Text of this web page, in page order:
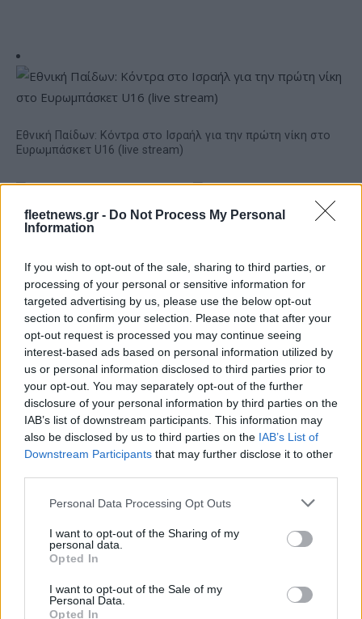
fleetnews.gr - Do Not Process My Personal
Information
If you wish to opt-out of the sale, sharing to third parties, or
processing of your personal or sensitive information for
targeted advertising by us, please use the below opt-out
section to confirm your selection. Please note that after your
opt-out request is processed you may continue seeing
interest-based ads based on personal information utilized by
us or personal information disclosed to third parties prior to
your opt-out. You may separately opt-out of the further
disclosure of your personal information by third parties on the
IAB’s list of downstream participants. This information may
also be disclosed by us to third parties on the IAB’s List of
Downstream Participants that may further disclose it to other
Please note that this website/app uses one or more Google
not limited to your visit or usage behaviour. You may click to
grant or deny consent to Google and its third-party tags to
use your data for below specified purposes in below Google
consent section.
Personal Data Processing Opt Outs
I want to opt-out of the Sharing of my
personal data.
Opted In
I want to opt-out of the Sale of my
Personal Data.
Opted In
Εθνική Παίδων: Κόντρα στο Ισραήλ για την πρώτη νίκη στο
Ευρωμπάσκετ U16 (live stream)
Εθνική Κορασίδων:
Απέναντι στη Δανία για το
2/2 στο Ευρωμπάσκετ (live
stream)
Fourlis: Συμφωνία για την
πώληση συμμετοχής στο
Sofia South Ring Mall έναντι
49,35 εκατ. ευρώ
Β.Σ. Καρούλιας: Τζίρος 98,7 εκατ. ευρώ και αύξηση κερδών
57% - Τα νέα στοιχήματα σε low & non alcohol